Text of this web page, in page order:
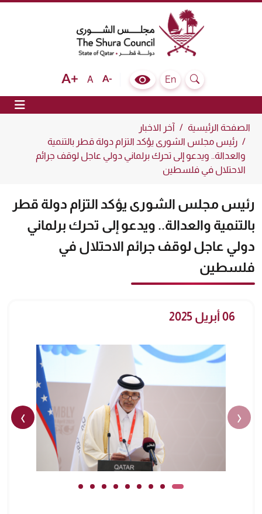
The Shura Council State of Qatar
Search
En
Colour Contrast Selector
Text size bigger
AText size normal
Text size smaller
الصفحة الرئيسية
آخر الاخبار
رئيس مجلس الشورى يؤكد التزام دولة قطر بالتنمية
والعدالة.. ويدعو إلى تحرك برلماني دولي عاجل لوقف جرائم
الاحتلال في فلسطين
رئيس مجلس الشورى يؤكد التزام دولة قطر
بالتنمية والعدالة.. ويدعو إلى تحرك برلماني
دولي عاجل لوقف جرائم الاحتلال في
فلسطين
06 أبريل 2025
‹
›